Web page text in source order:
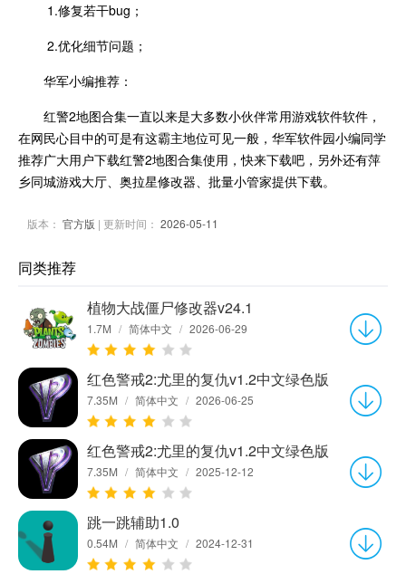
1.修复若干bug；
2.优化细节问题；
华军小编推荐：
红警2地图合集一直以来是大多数小伙伴常用游戏软件软件，
在网民心目中的可是有这霸主地位可见一般，华军软件园小编同学
推荐广大用户下载红警2地图合集使用，快来下载吧，另外还有萍
乡同城游戏大厅、奥拉星修改器、批量小管家提供下载。
版本： 官方版 | 更新时间： 2026-05-11
同类推荐
植物大战僵尸修改器v24.1
1.7M / 简体中文 / 2026-06-29
红色警戒2:尤里的复仇v1.2中文绿色版
7.35M / 简体中文 / 2026-06-25
红色警戒2:尤里的复仇v1.2中文绿色版
7.35M / 简体中文 / 2025-12-12
跳一跳辅助1.0
0.54M / 简体中文 / 2024-12-31